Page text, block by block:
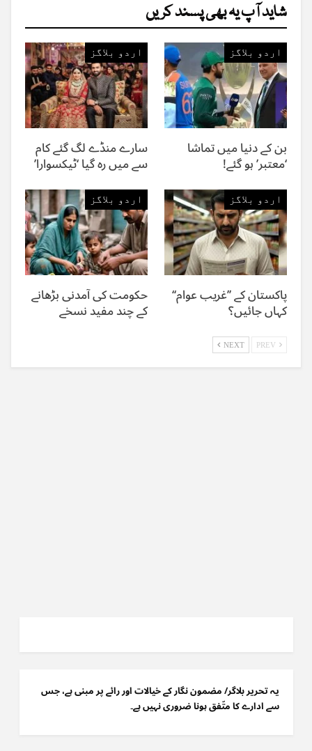
شاید آپ یہ بھی پسند کریں
اردو بلاگز
بن کے دنیا میں تماشا
‘معتبر’ ہو گئے!
اردو بلاگز
سارے منڈے لگ گئے کام
سے میں رہ گیا ‘ٹیکسوارا’
اردو بلاگز
پاکستان کے ’’غریب عوام‘‘
کہاں جائیں؟
اردو بلاگز
حکومت کی آمدنی بڑھانے
کے چند مفید نسخے
NEXT
یہ تحریر بلاگر/ مضمون نگار کے خیالات اور رائے پر مبنی ہے، جس
سے ادارے کا متّفق ہونا ضروری نہیں ہے۔